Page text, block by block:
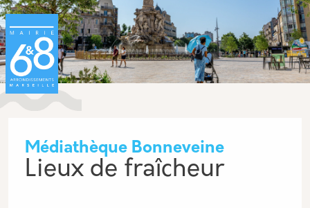
Aller au contenu principal
Médiathèque Bonneveine
Lieux de fraîcheur
Panneau de gestion des cookies